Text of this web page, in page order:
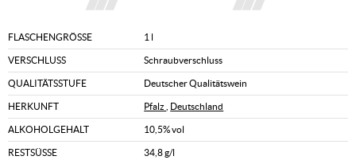
FLASCHENGRÖSSE 1 l
VERSCHLUSS Schraubverschluss
QUALITÄTSSTUFE Deutscher Qualitätswein
HERKUNFT Pfalz Deutschland
ALKOHOLGEHALT 10,5% vol
RESTSÜSSE 34,8 g/l